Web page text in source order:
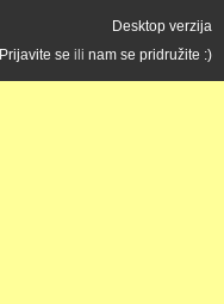
Desktop verzija
Prijavite se ili nam se pridružite :)